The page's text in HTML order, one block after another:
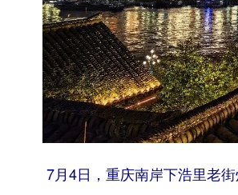
7月4日，重庆南岸下浩里老